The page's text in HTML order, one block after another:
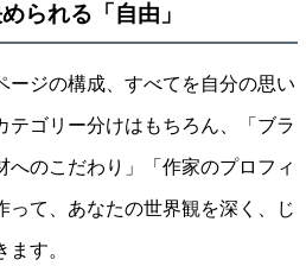
られる「自由」
ージの構成、すべてを自分の思い
テゴリー分けはもちろん、「ブラ
へのこだわり」「作家のプロフィ
って、あなたの世界観を深く、じ
す。